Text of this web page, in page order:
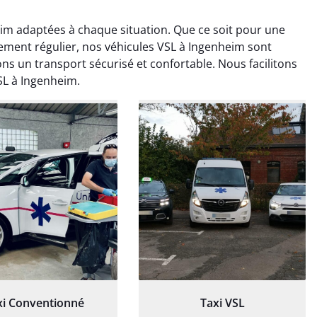
adaptées à chaque situation. Que ce soit pour une
régulier, nos véhicules VSL à Ingenheim sont
un transport sécurisé et confortable. Nous facilitons
à Ingenheim.
Conventionné Taxi VSL
Deschamps
janvier 2025
du transport,
bien déroulé.
à l’écoute et
patient.
Jérémy Ferrand
8 septembre 2024
Transport ponctuel et
personnel très attentionné.
Très satisfait du service.